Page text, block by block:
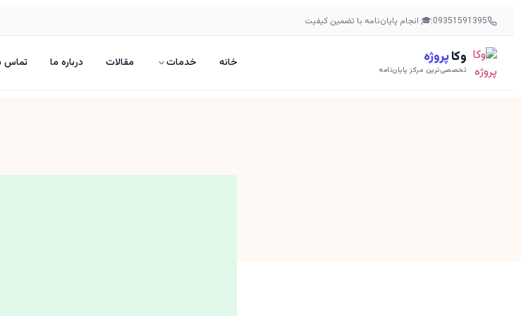
09351591395
|🎓 انجام پایان‌نامه با تضمین کیفیت
وکاپروژه
تخصصی‌ترین مرکز پایان‌نامه خانه خدمات مقالات درباره ما تماس